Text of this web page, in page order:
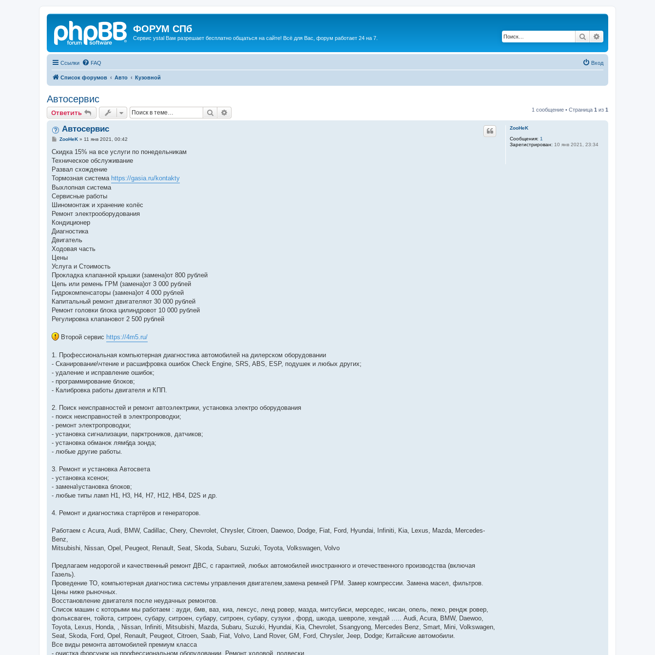
ФОРУМ СПб
Сервис ystal Вам разрешает бесплатно общаться на сайте! Всё для Вас, форум работает 24 на 7. Поиск
Ссылки FAQ Вход
Список форумов Авто Кузовной
Автосервис
Ответить Поиск 1 сообщение • Страница 1 из 1
ZooHeK
Сообщения: 1
Зарегистрирован: 10 янв 2021, 23:34
Автосервис
С
о
щ
е
и
е
ZooHeK» 11 янв 2021, 00:42
Скидка 15% на все услуги по понедельникам
Техническое обслуживание
Развал схождение
Тормозная система https://gasia.ru/kontakty
Выхлопная система
Сервисные работы
Шиномонтаж и хранение колёс
Ремонт электрооборудования
Кондиционер
Диагностика
Двигатель
Ходовая часть
Цены
Услуга и Стоимость
Прокладка клапанной крышки (замена)от 800 рублей
Цепь или ремень ГРМ (замена)от 3 000 рублей
Гидрокомпенсаторы (замена)от 4 000 рублей
Капитальный ремонт двигателяот 30 000 рублей
Ремонт головки блока цилиндровот 10 000 рублей
Регулировка клапановот 2 500 рублей
Второй сервис https://4m5.ru/
1. Профессиональная компьютерная диагностика автомобилей на дилерском оборудовании
- Сканирование\чтение и расшифровка ошибок Check Engine, SRS, ABS, ESP, подушек и любых других;
- удаление и исправление ошибок;
- программирование блоков;
- Калибровка работы двигателя и КПП.
2. Поиск неисправностей и ремонт автоэлектрики, установка электро оборудования
- поиск неисправностей в электропроводки;
- ремонт электропроводки;
- установка сигнализации, парктроников, датчиков;
- установка обманок лямбда зонда;
- любые другие работы.
3. Ремонт и установка Автосвета
- установка ксенон;
- замена\установка блоков;
- любые типы ламп H1, H3, H4, H7, H12, HB4, D2S и др.
4. Ремонт и диагностика стартёров и генераторов.
Работаем с Acura, Audi, BMW, Cadillac, Chery, Chevrolet, Chrysler, Citroen, Daewoo, Dodge, Fiat, Ford, Hyundai, Infiniti, Kia, Lexus, Mazda, Mercedes-
Benz,
Mitsubishi, Nissan, Opel, Peugeot, Renault, Seat, Skoda, Subaru, Suzuki, Toyota, Volkswagen, Volvo
Предлагаем недорогой и качественный ремонт ДВС, с гарантией, любых автомобилей иностранного и отечественного производства (включая
Газель).
Проведение ТО, компьютерная диагностика системы управления двигателем,замена ремней ГРМ. Замер компрессии. Замена масел, фильтров.
Цены ниже рыночных.
Восстановление двигателя после неудачных ремонтов.
Список машин с которыми мы работаем : ауди, бмв, ваз, киа, лексус, ленд ровер, мазда, митсубиси, мерседес, нисан, опель, пежо, рендж ровер,
фольксваген, тойота, ситроен, субару, ситроен, субару, ситроен, субару, сузуки , форд, шкода, шевроле, хендай ….. Audi, Acura, BMW, Daewoo,
Toyota, Lexus, Honda, , Nissan, Infiniti, Mitsubishi, Mazda, Subaru, Suzuki, Hyundai, Kia, Chevrolet, Ssangyong, Mercedes Benz, Smart, Mini, Volkswagen,
Seat, Skoda, Ford, Opel, Renault, Peugeot, Citroen, Saab, Fiat, Volvo, Land Rover, GM, Ford, Chrysler, Jeep, Dodge; Китайские автомобили.
Все виды ремонта автомобилей премиум класса
- очистка форсунок на профессиональном оборудовании. Ремонт ходовой, подвески.